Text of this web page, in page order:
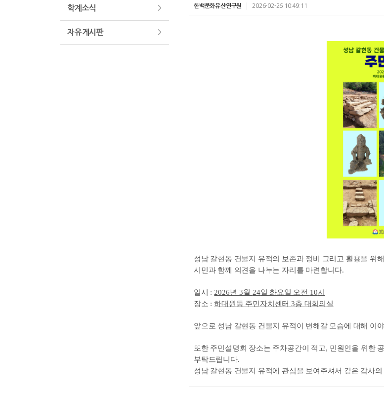
학계소식
자유게시판
한백문화유산연구원 2026-02-26 10:49:11
성남 갈현동 건물지 유적의 보존과 정비 그리고 활용을 위해
시민과 함께 의견을 나누는 자리를 마련합니다.
일시 : 2026년3월 24일 화요일 오전 10시
장소 :하대원동 주민자치센터3층 대회의실
앞으로 성남 갈현동 건물지 유적이 변해갈 모습에 대해 이
또한 주민설명회 장소는 주차공간이 적고, 민원인을 위한
부탁드립니다.
성남 갈현동 건물지 유적에 관심을 보여주셔서 깊은 감사